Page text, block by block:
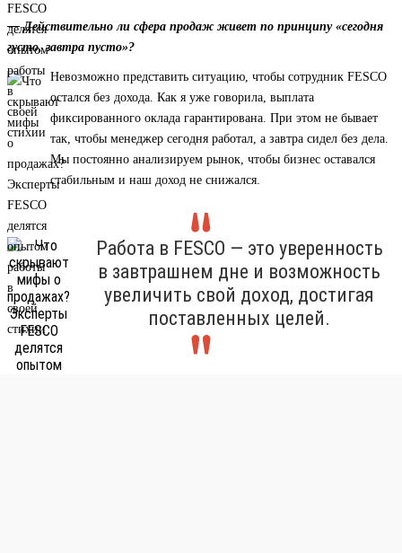
— Действительно ли сфера продаж живет по принципу «сегодня
густо, завтра пусто»?
Невозможно представить ситуацию, чтобы сотрудник FESCO
остался без дохода. Как я уже говорила, выплата
фиксированного оклада гарантирована. При этом не бывает
так, чтобы менеджер сегодня работал, а завтра сидел без дела.
Мы постоянно анализируем рынок, чтобы бизнес оставался
стабильным и наш доход не снижался.
Работа в FESCO — это уверенность
в завтрашнем дне и возможность
увеличить свой доход, достигая
поставленных целей.